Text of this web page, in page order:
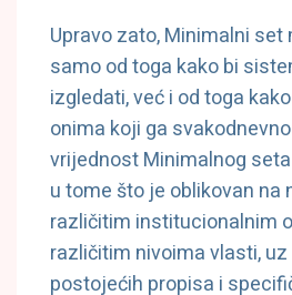
Upravo zato, Minimalni
samo od toga kako bi
izgledati, već i od toga
onima koji ga
vrijednost Minimalnog
u tome što je oblikovan na
različitim institucionalnim
različitim nivoima vlasti,
postojećih propisa i